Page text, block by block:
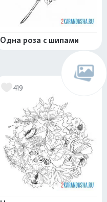
Одна роза с шипами
419